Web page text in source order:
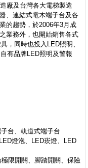
廠及台灣各大電梯製造
、連結式電木端子台及各
的趨勢，於2006年3月成
業務外，也開始銷售各式
，同時也投入LED照明、
有品牌LED照明及警報
台、軌道式端子台
燈泡、LED崁燈、LED
限開關、腳踏開關、保險